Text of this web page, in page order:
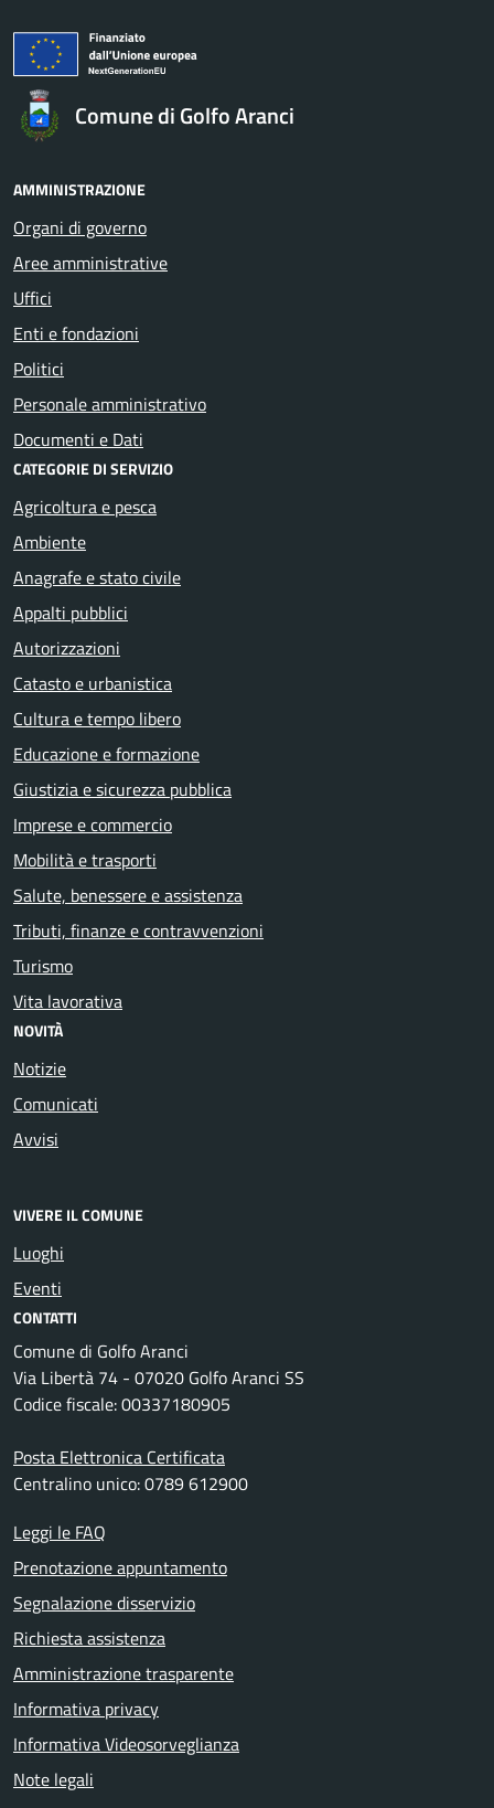
Comune di Golfo Aranci
AMMINISTRAZIONE
Organi di governo
Aree amministrative
Uffici
Enti e fondazioni
Politici
Personale amministrativo
Documenti e Dati
CATEGORIE DI SERVIZIO
Agricoltura e pesca
Ambiente
Anagrafe e stato civile
Appalti pubblici
Autorizzazioni
Catasto e urbanistica
Cultura e tempo libero
Educazione e formazione
Giustizia e sicurezza pubblica
Imprese e commercio
Mobilità e trasporti
Salute, benessere e assistenza
Tributi, finanze e contravvenzioni
Turismo
Vita lavorativa
NOVITÀ
Notizie
Comunicati
Avvisi
VIVERE IL COMUNE
Luoghi
Eventi
CONTATTI
Comune di Golfo Aranci
Via Libertà 74 - 07020 Golfo Aranci SS
Codice fiscale: 00337180905
Posta Elettronica Certificata
Centralino unico: 0789 612900
Leggi le FAQ
Prenotazione appuntamento
Segnalazione disservizio
Richiesta assistenza
Amministrazione trasparente
Informativa privacy
Informativa Videosorveglianza
Note legali